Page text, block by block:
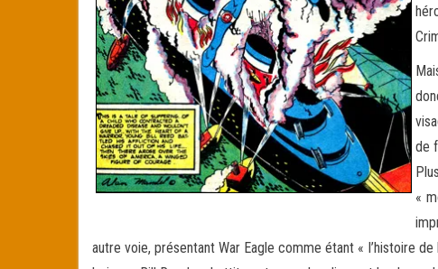
de
«
autre voie, présentant War Eagle comme étant « l’histoire